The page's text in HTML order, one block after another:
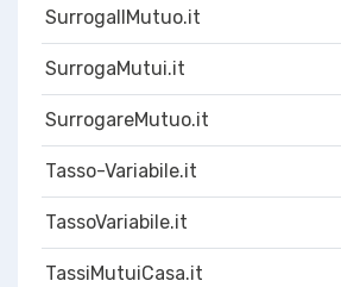
SurrogaIlMutuo.it
SurrogaMutui.it
SurrogareMutuo.it
Tasso-Variabile.it
TassoVariabile.it
TassiMutuiCasa.it